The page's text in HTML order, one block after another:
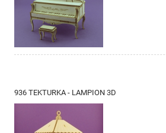
936 TEKTURKA - LAMPION 3D